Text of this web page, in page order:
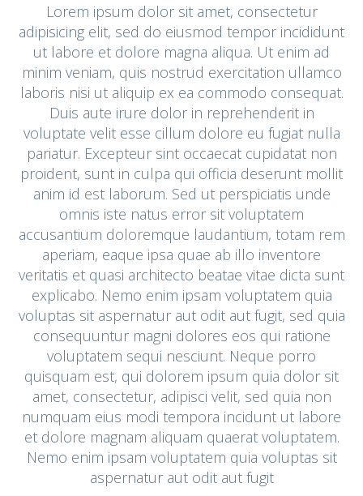
Lorem ipsum dolor sit amet, consectetur
adipisicing elit, sed do eiusmod tempor incididunt
ut labore et dolore magna aliqua. Ut enim ad
minim veniam, quis nostrud exercitation ullamco
laboris nisi ut aliquip ex ea commodo consequat.
Duis aute irure dolor in reprehenderit in
voluptate velit esse cillum dolore eu fugiat nulla
pariatur. Excepteur sint occaecat cupidatat non
proident, sunt in culpa qui officia deserunt mollit
anim id est laborum. Sed ut perspiciatis unde
omnis iste natus error sit voluptatem
accusantium doloremque laudantium, totam rem
aperiam, eaque ipsa quae ab illo inventore
veritatis et quasi architecto beatae vitae dicta sunt
explicabo. Nemo enim ipsam voluptatem quia
voluptas sit aspernatur aut odit aut fugit, sed quia
consequuntur magni dolores eos qui ratione
voluptatem sequi nesciunt. Neque porro
quisquam est, qui dolorem ipsum quia dolor sit
amet, consectetur, adipisci velit, sed quia non
numquam eius modi tempora incidunt ut labore
et dolore magnam aliquam quaerat voluptatem.
Nemo enim ipsam voluptatem quia voluptas sit
aspernatur aut odit aut fugit